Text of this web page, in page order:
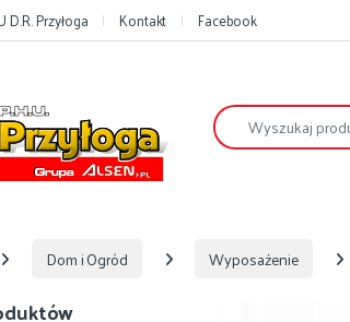
Przyłoga Kontakt Facebook
Szukaj:
Dom i Ogród Wyposażenie